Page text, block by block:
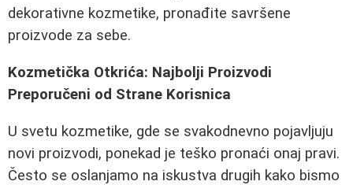
dekorativne kozmetike, pronađite savršene
proizvode za sebe.
Kozmetička Otkrića: Najbolji Proizvodi
Preporučeni od Strane Korisnica
U svetu kozmetike, gde se svakodnevno pojavljuju
novi proizvodi, ponekad je teško pronaći onaj pravi.
Često se oslanjamo na iskustva drugih kako bismo